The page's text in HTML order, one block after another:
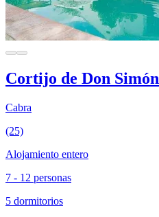
Cortijo de Don Simón
Cabra
(25)
Alojamiento entero
7 - 12 personas
5 dormitorios